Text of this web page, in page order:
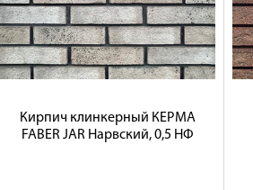
Кирпич клинкерный КЕРМА
FABER JAR Нарвский, 0,5 НФ